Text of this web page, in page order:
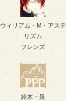
ウィリアム・M・アステ
リズム
フレンズ
鈴木・景